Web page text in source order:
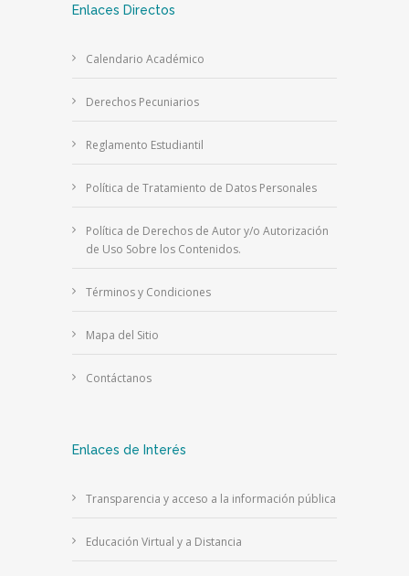
Enlaces Directos
Calendario Académico
Derechos Pecuniarios
Reglamento Estudiantil
Política de Tratamiento de Datos Personales
Política de Derechos de Autor y/o Autorización
de Uso Sobre los Contenidos.
Términos y Condiciones
Mapa del Sitio
Contáctanos
Enlaces de Interés
Transparencia y acceso a la información pública
Educación Virtual y a Distancia